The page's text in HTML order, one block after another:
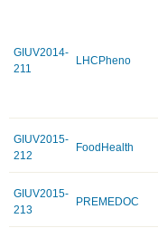
GIUV2014-
211
LHCPheno
GIUV2015-
212
FoodHealth
GIUV2015-
213
PREMEDOC